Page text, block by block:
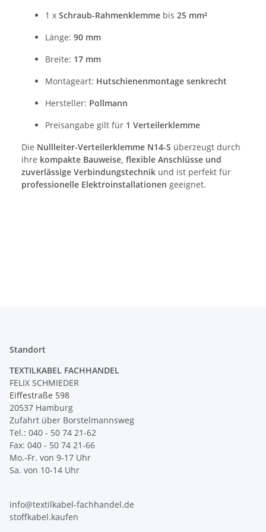
1 x Schraub-Rahmenklemme bis 25 mm²
Länge: 90 mm
Breite: 17 mm
Montageart: Hutschienenmontage senkrecht
Hersteller: Pollmann
Preisangabe gilt für 1 Verteilerklemme
Die Nullleiter-Verteilerklemme N14-S überzeugt durch
ihre kompakte Bauweise, flexible Anschlüsse und
zuverlässige Verbindungstechnik und ist perfekt für
professionelle Elektroinstallationen geeignet.
Standort
TEXTILKABEL FACHHANDEL
FELIX SCHMIEDER
Eiffestraße 598
20537 Hamburg
Zufahrt über Borstelmannsweg
Tel.: 040 - 50 74 21-62
Fax: 040 - 50 74 21-66
Mo.-Fr. von 9-17 Uhr
Sa. von 10-14 Uhr
info@textilkabel-fachhandel.de
stoffkabel.kaufen